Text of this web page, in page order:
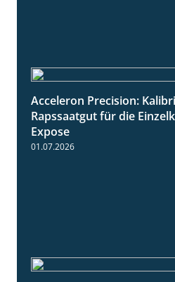
Acceleron Precision:
Rapssaatgut für die
Expose
01.07.2026